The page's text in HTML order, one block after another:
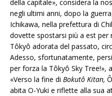
della capitale», considera la
negli ultimi anni, dopo la
Ichikawa, nella prefettura di
dovette spostarsi più a est per
Tôkyô adorata del passato,
Adesso, sfortunatamente,
per forza la Tôkyô Sky Tree!»,
«Verso la fine di Bokutô Kitan,
abita O-Yuki e riflette alla sua